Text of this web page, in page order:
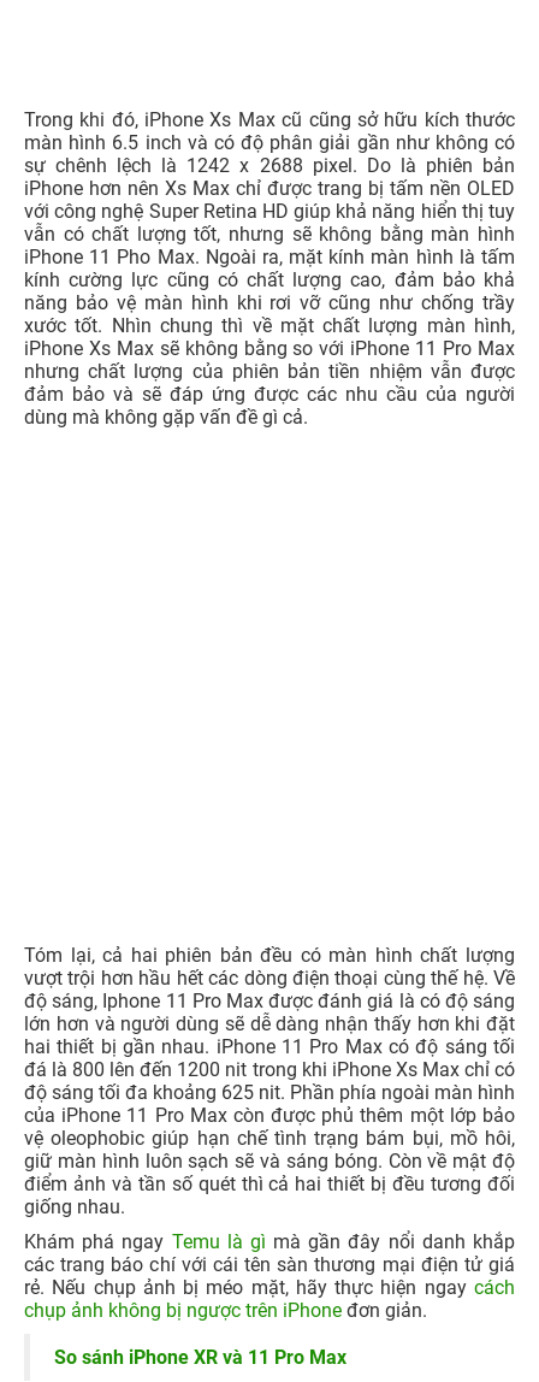
Trong khi đó, iPhone Xs Max cũ cũng sở hữu kích thước
màn hình 6.5 inch và có độ phân giải gần như không có
sự chênh lệch là 1242 x 2688 pixel. Do là phiên bản
iPhone hơn nên Xs Max chỉ được trang bị tấm nền OLED
với công nghệ Super Retina HD giúp khả năng hiển thị tuy
vẫn có chất lượng tốt, nhưng sẽ không bằng màn hình
iPhone 11 Pho Max. Ngoài ra, mặt kính màn hình là tấm
Tóm lại, cả hai phiên bản đều có màn hình chất lượng
vượt trội hơn hầu hết các dòng điện thoại cùng thế hệ. Về
độ sáng, Iphone 11 Pro Max được đánh giá là có độ sáng
lớn hơn và người dùng sẽ dễ dàng nhận thấy hơn khi đặt
hai thiết bị gần nhau. iPhone 11 Pro Max có độ sáng tối
đá là 800 lên đến 1200 nit trong khi iPhone Xs Max chỉ có
độ sáng tối đa khoảng 625 nit. Phần phía ngoài màn hình
của iPhone 11 Pro Max còn được phủ thêm một lớp bảo
vệ oleophobic giúp hạn chế tình trạng bám bụi, mồ hôi,
giữ màn hình luôn sạch sẽ và sáng bóng. Còn về mật độ
điểm ảnh và tần số quét thì cả hai thiết bị đều tương đối
giống nhau.